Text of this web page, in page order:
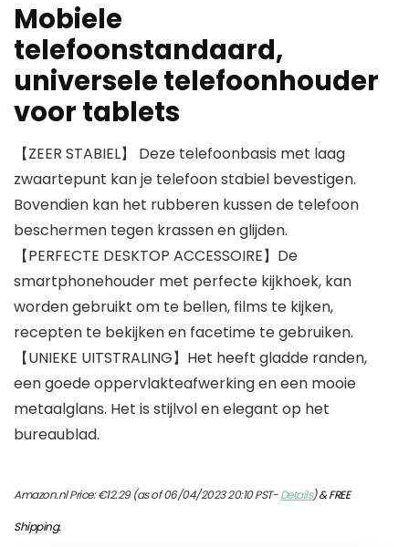
Mobiele
telefoonstandaard,
universele telefoonhouder
voor tablets
【ZEER STABIEL】 Deze telefoonbasis met laag
zwaartepunt kan je telefoon stabiel bevestigen.
Bovendien kan het rubberen kussen de telefoon
beschermen tegen krassen en glijden.
【PERFECTE DESKTOP ACCESSOIRE】De
smartphonehouder met perfecte kijkhoek, kan
worden gebruikt om te bellen, films te kijken,
recepten te bekijken en facetime te gebruiken.
【UNIEKE UITSTRALING】Het heeft gladde randen,
een goede oppervlakteafwerking en een mooie
metaalglans. Het is stijlvol en elegant op het
bureaublad.
Amazon.nl Price:€12.29(as of 06/04/2023 20:10 PST-Details)&FREE
Shipping.